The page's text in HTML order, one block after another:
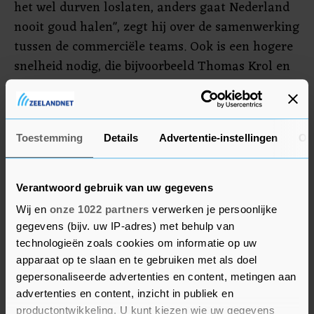
Toestemming Details Advertentie-instellingen
Verantwoord gebruik van uw gegevens
Wij en onze 1022 partners verwerken je persoonlijke
gegevens (bijv. uw IP-adres) met behulp van
technologieën zoals cookies om informatie op uw
apparaat op te slaan en te gebruiken met als doel
gepersonaliseerde advertenties en content, metingen aan
advertenties en content, inzicht in publiek en
productontwikkeling. U kunt kiezen wie uw gegevens
het wel durven loslaten, anders gaat Nederland
nooit goud halen", zegt hij over de samenwerking
tussen de commerciële teams. Ook is een hogere
snelheid nodig, die bijvoorbeeld Thomas Krol en
hij hebben op de 1500 meter.
De schaatser hekelde het aanwijzen voor de
ploegachtervolging van Beijing. Sven Kramer en
Marcel Bosker kregen de voorkeur boven Tijmen
Snel en Dai Dai N'tab. "Dat kostte twee jongens
een startplek", zei Nuis. "Hoe kan je dat als
schaatsbond zijnde doen, en dan maar hopen dat
het lukt. Als je dat doet, moet je ook trainen
zoals die anderen doen. Dan kies je ervoor om
met het land een medaille te gaan pakken. Nu
boor je iemand een startplek door de neus die